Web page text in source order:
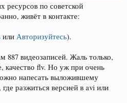
ресурсов по советской
живёт в контакте:
или Авторизуйтесь).
887 видеозаписей. Жаль только,
качество flv. Но уж при очень
напесать выложившему
разжиться версией в avi или